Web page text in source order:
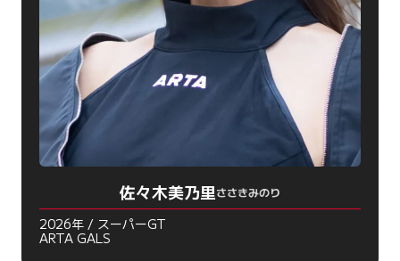
佐々木美乃里ささきみのり
2026年 / スーパーGT
ARTA GALS